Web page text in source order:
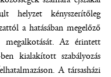
helyzet kényszerítőleg
a hatásában megelőző
Az érintett
kialakított szabályozás
A társasházi